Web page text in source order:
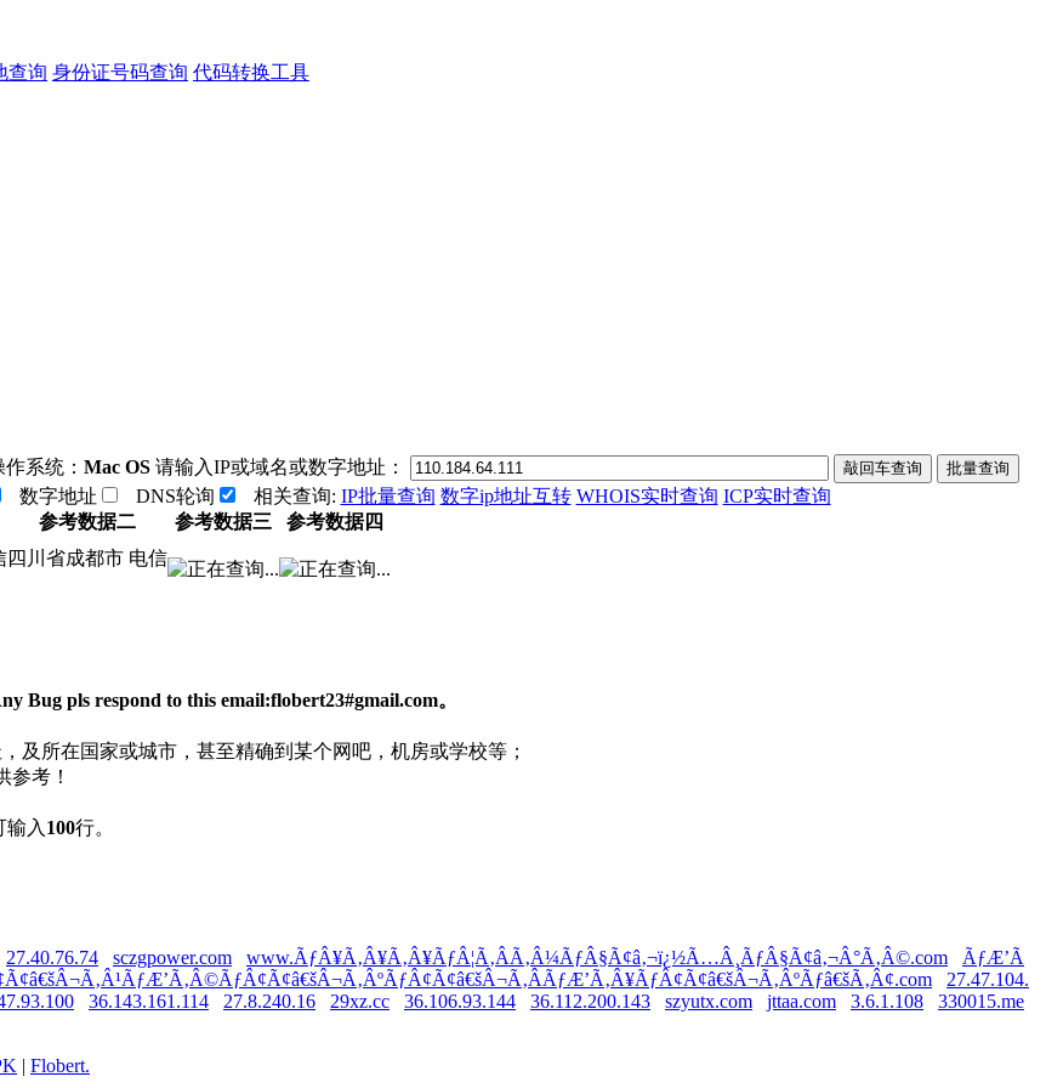
查询 身份证号码查询 代码转换工具
系统： Mac OS 请输入IP或域名或数字地址：
数字地址 DNS轮询 相关查询: IP批量查询 数字ip地址互转 WHOIS实时查询 ICP实时查询
参考数据二 参考数据三
参考数据四
四川省成都市 电信
pls respond to this email:flobert23#gmail.com。
及所在国家或城市，甚至精确到某个网吧，机房或学校等；
参考！
入 100行。
27.40.76.74 sczgpower.com www.ÃƒÂ¥Ã‚Â¥Ã‚Â¥ÃƒÂ¦Ã‚ÂÃ‚Â¼ÃƒÂ§Ã¢â‚¬ï¿½Ã…Â¸ÃƒÂ§Ã¢â‚¬Â°Ã‚Â©.com
ÃƒÆ’Ã
27.47.104.
36.143.161.114 27.8.240.16 29xz.cc 36.106.93.144 36.112.200.143 szyutx.com jttaa.com 3.6.1.108
330015.me
| Flobert.